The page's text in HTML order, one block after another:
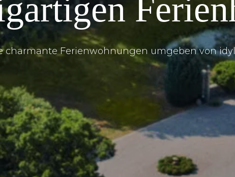
charmante Ferienwohnungen umgeben von